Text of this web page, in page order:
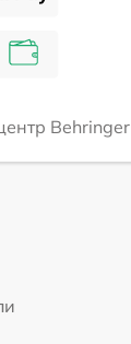
Behringer